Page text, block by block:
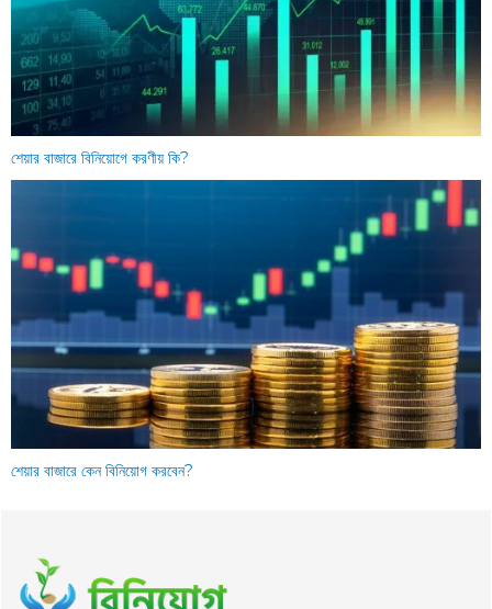
শেয়ার বাজারে বিনিয়োগে করণীয় কি?
শেয়ার বাজারে কেন বিনিয়োগ করবেন?